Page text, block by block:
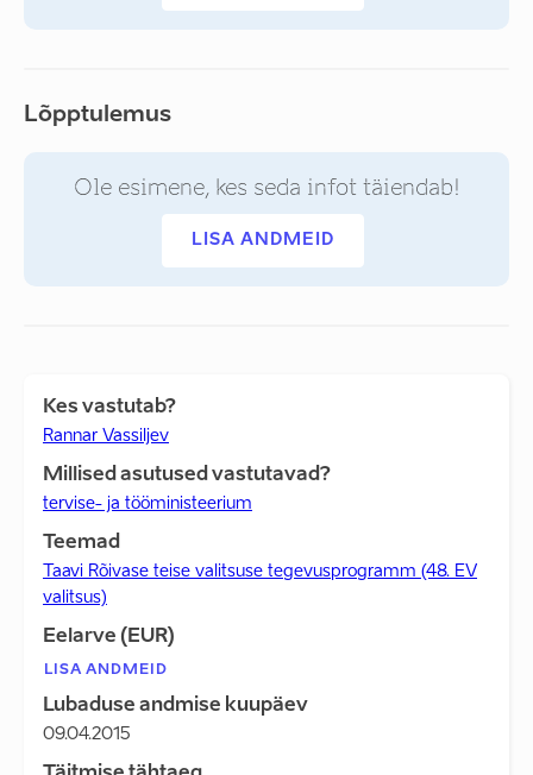
Lõpptulemus
Ole esimene, kes seda infot täiendab!
LISA ANDMEID
Kes vastutab?
Rannar Vassiljev
Millised asutused vastutavad?
tervise- ja tööministeerium
Teemad
Taavi Rõivase teise valitsuse tegevusprogramm (48. EV
valitsus)
Eelarve (EUR)
LISA ANDMEID
Lubaduse andmise kuupäev
09.04.2015